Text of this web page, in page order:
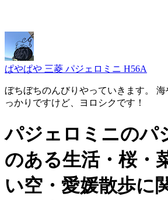
ぱやぱや 三菱 パジェロミニ H56A
ぼちぼちのんびりやっていきます。
っかりですけど、ヨロシクです！
パジェロミニのパ
のある生活・桜・
い空・愛媛散歩に